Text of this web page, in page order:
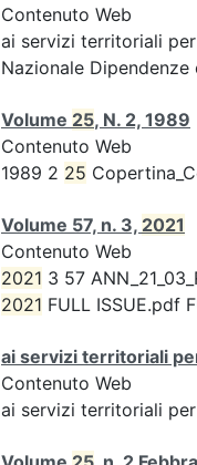
Contenuto Web
ai servizi territoriali
Nazionale Dipendenze
Volume 25, N. 2, 1989
Contenuto Web
1989 2 25
Volume 57, n. 3, 2021
Contenuto Web
2021 3 57
2021 FULL ISSUE.pdf
ai servizi territoriali
Contenuto Web
ai servizi territoriali